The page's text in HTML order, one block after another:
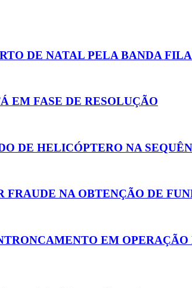
DE NATAL PELA BANDA
EM FASE DE RESOLUÇÃO
DE HELICÓPTERO NA
FRAUDE NA OBTENÇÃO DE
EM